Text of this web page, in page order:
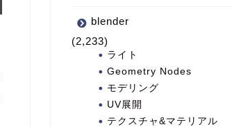
blender
(2,233)
ライト
Geometry Nodes
モデリング
UV展開
テクスチャ&マテリアル